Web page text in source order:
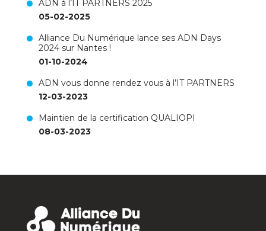
ADN à l’IT PARTNERS 2025
05-02-2025
Alliance Du Numérique lance ses ADN Days
2024 sur Nantes !
01-10-2024
ADN vous donne rendez vous à l’IT PARTNERS
12-03-2023
Maintien de la certification QUALIOPI
08-03-2023